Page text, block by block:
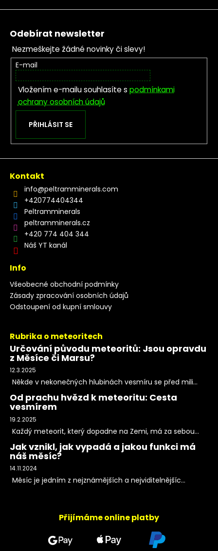
Zápatí
Odebírat newsletter
Nezmeškejte žádné novinky či slevy!
E-mail
Vložením e-mailu souhlasíte s podmínkami
ochrany osobních údajů
PŘIHLÁSIT SE
Kontakt
info@peltramminerals.com
+420774404344
Peltramminerals
peltramminerals.cz
+420 774 404 344
Náš YT kanál
Info
Všeobecné obchodní podmínky
Zásady zpracování osobních údajů
Odstoupení od kupní smlouvy
Rubrika o meteoritech
Určování původu meteoritů: Jsou opravdu
z Měsíce či Marsu?
12.3.2025
Někde v nekonečných hlubinách vesmíru se před mili...
Od prachu hvězd k meteoritu: Cesta
vesmírem
19.2.2025
Každý meteorit, který dopadne na Zemi, má za sebou...
Jak vznikl, jak vypadá a jakou funkci má
náš měsíc?
14.11.2024
Měsíc je jedním z nejznámějších a nejviditelnějšíc...
Přijímáme online platby